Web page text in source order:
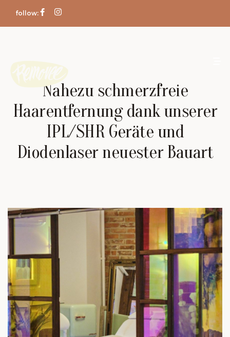
follow:
Nahezu schmerzfreie
Haarentfernung dank unserer
IPL/SHR Geräte und
Diodenlaser neuester Bauart